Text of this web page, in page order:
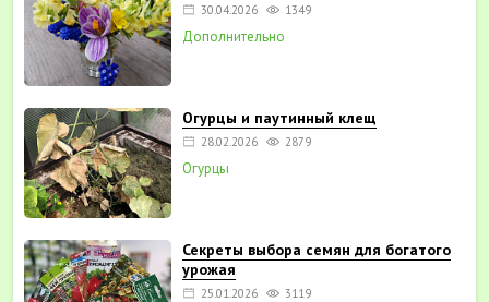
30.04.2026 1349
Дополнительно
Огурцы и паутинный клещ
28.02.2026 2879
Огурцы
Секреты выбора семян для богатого
урожая
25.01.2026 3119